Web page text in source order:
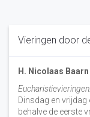
Vieringen door
H. Nicolaas Baarn
Dinsdag en vrijdag
behalve de eerste